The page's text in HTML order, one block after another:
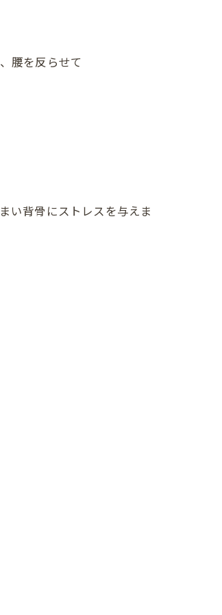
腰を反らせて
い背骨にストレスを与えま